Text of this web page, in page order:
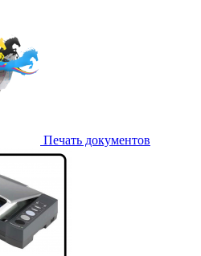
Печать документов